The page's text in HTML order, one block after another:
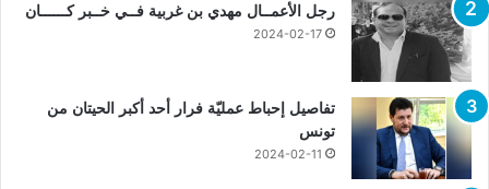
رجل الأعمــال مهدي بن غربية فــي خــبر كــــــان
2024-02-17
تفاصيل إحباط عمليّة فرار أحد أكبر الحيتان من
تونس
2024-02-11